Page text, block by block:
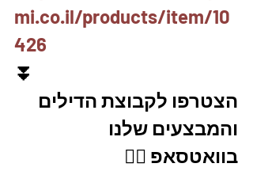
mi.co.il/products/item/10
426
⏬
הצטרפו לקבוצת הדילים
והמבצעים שלנו
בוואטסאפ 👇🏽